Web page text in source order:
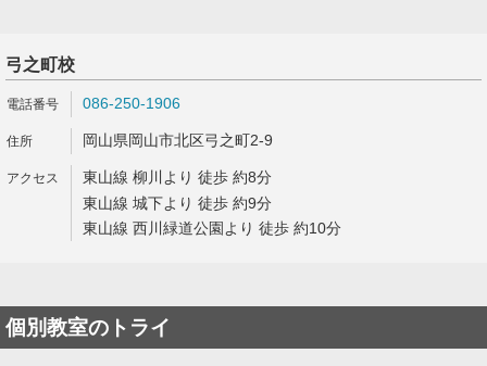
弓之町校
086-250-1906
岡山県岡山市北区弓之町2-9
東山線 柳川より 徒歩 約8分
東山線 城下より 徒歩 約9分
東山線 西川緑道公園より 徒歩 約10分
個別教室のトライ